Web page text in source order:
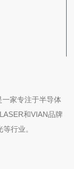
一家专注于半导体
和VIAN品牌
行业。